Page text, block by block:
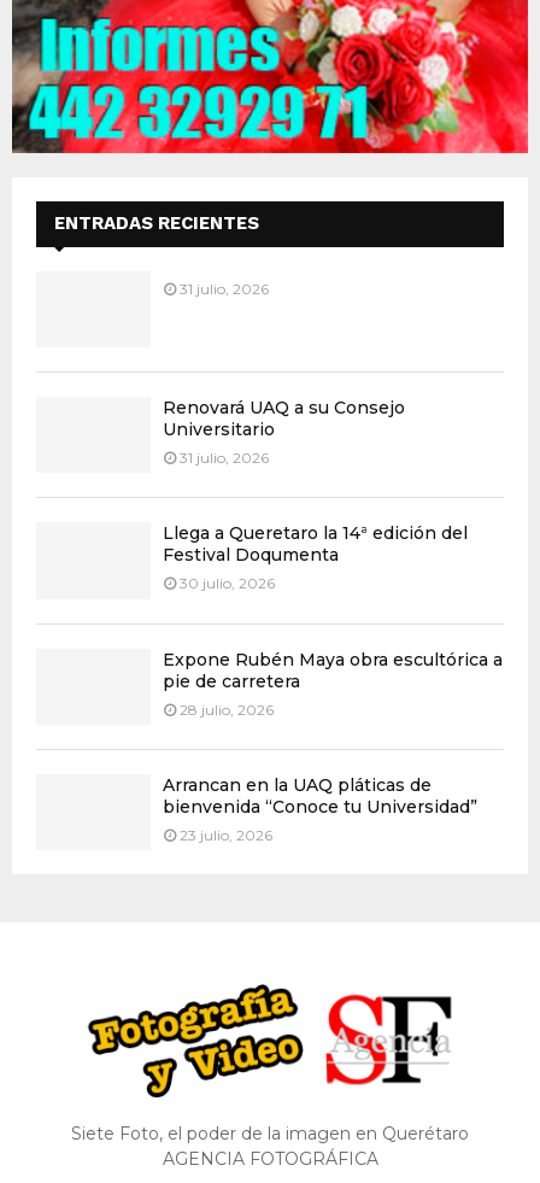
ENTRADAS RECIENTES
31 julio, 2026
Renovará UAQ a su Consejo
Universitario
31 julio, 2026
Llega a Queretaro la 14ª edición del
Festival Doqumenta
30 julio, 2026
Expone Rubén Maya obra escultórica a
pie de carretera
28 julio, 2026
Arrancan en la UAQ pláticas de
bienvenida “Conoce tu Universidad”
23 julio, 2026
Siete Foto, el poder de la imagen en Querétaro
AGENCIA FOTOGRÁFICA